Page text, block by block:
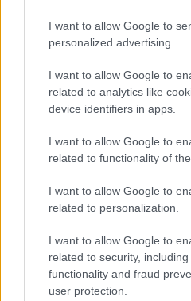
I want to allow Google to
personalized advertising.
I want to allow Google to
related to analytics like
device identifiers in apps.
I want to allow Google to
related to functionality of
I want to allow Google to
related to personalization.
I want to allow Google to
related to security,
functionality and fraud
user protection.